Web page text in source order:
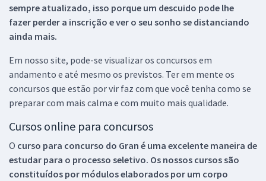
sempre atualizado, isso porque um descuido pode lhe
fazer perder a inscrição e ver o seu sonho se distanciando
ainda mais.
Em nosso site, pode-se visualizar os concursos em
andamento e até mesmo os previstos. Ter em mente os
concursos que estão por vir faz com que você tenha como se
preparar com mais calma e com muito mais qualidade.
Cursos online para concursos
O curso para concurso do Gran é uma excelente maneira de
estudar para o processo seletivo. Os nossos cursos são
constituídos por módulos elaborados por um corpo